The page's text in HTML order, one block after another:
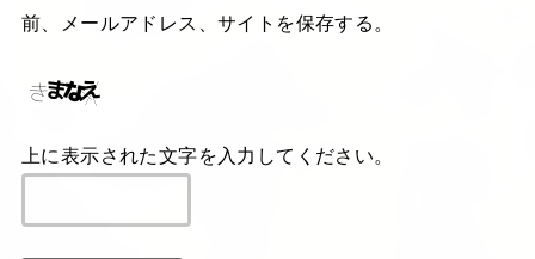
前、メールアドレス、サイトを保存する。
上に表示された文字を入力してください。